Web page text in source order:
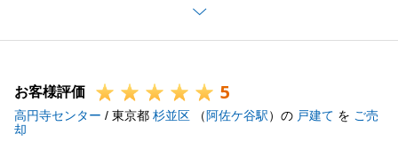
す。営業冥利に尽きます。
これからご新居でのＩ様のご家族皆様が、笑顔あふれ
落ち着きましたら、ぜひ一度、新居にお邪魔させてく
ださい。宜しくお願いいたします。
お客様評価 5
高円寺センター / 東京都 杉並区 （ 阿佐ケ谷駅）の 戸建て を ご売
却